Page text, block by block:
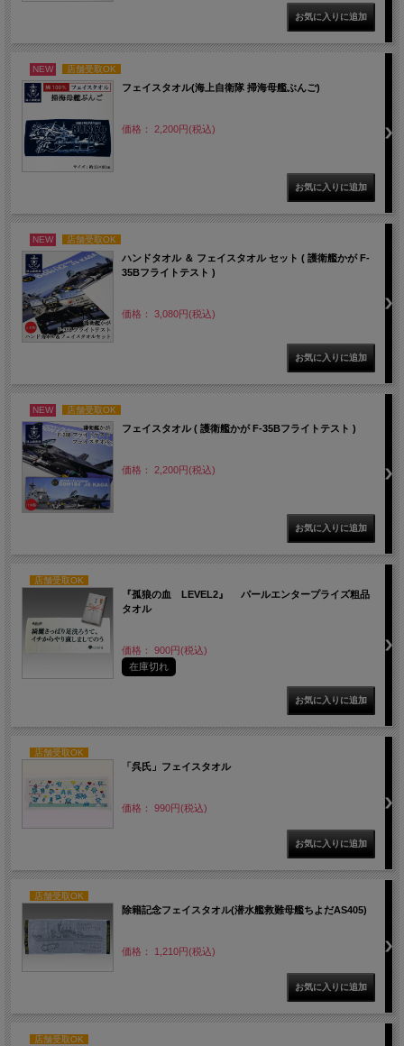
NEW 店舗受取OK
フェイスタオル(海上自衛隊 掃海母艦ぶんご)
価格： 2,200円(税込)
NEW 店舗受取OK
ハンドタオル ＆ フェイスタオル セット ( 護衛艦かが F-
35Bフライトテスト )
価格： 3,080円(税込)
NEW 店舗受取OK
フェイスタオル ( 護衛艦かが F-35Bフライトテスト )
価格： 2,200円(税込)
店舗受取OK
『孤狼の血 LEVEL2』 パールエンタープライズ粗品
タオル
価格： 900円(税込)
在庫切れ
店舗受取OK
「呉氏」フェイスタオル
価格： 990円(税込)
店舗受取OK
除籍記念フェイスタオル(潜水艦救難母艦ちよだAS405)
価格： 1,210円(税込)
店舗受取OK